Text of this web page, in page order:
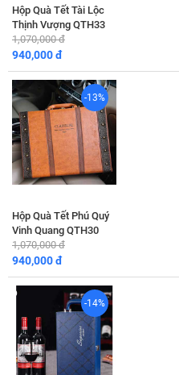
Hộp Quà Tết Tài Lộc
Thịnh Vượng QTH33
1,070,000 đ
940,000 đ
-13%
Hộp Quà Tết Phú Quý
Vinh Quang QTH30
1,070,000 đ
940,000 đ
-14%